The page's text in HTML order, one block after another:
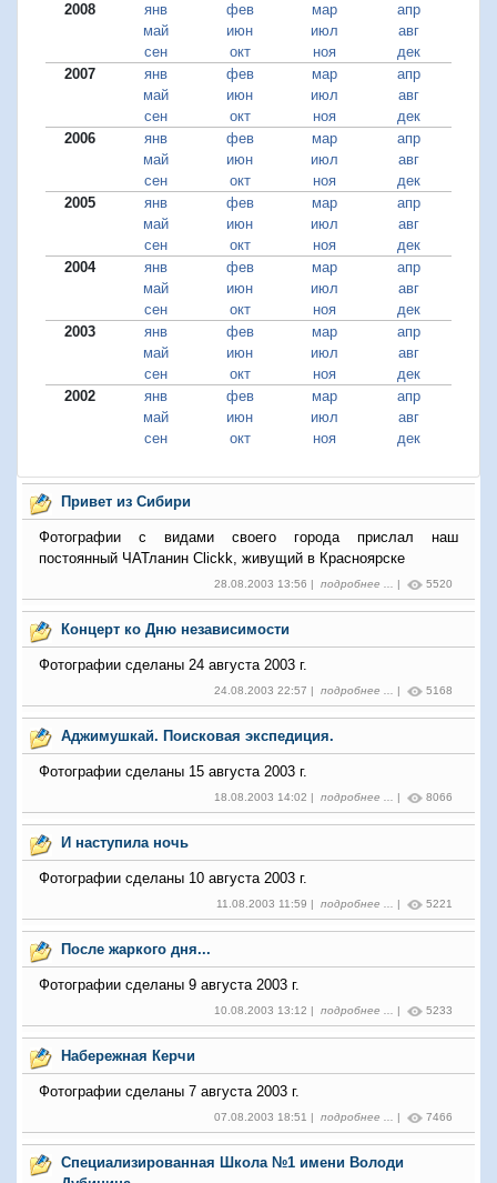
2008
янв фев мар
апр
май
июн июл
авг
сен
окт ноя
дек
2007
янв фев мар
апр
май
июн июл
авг
сен
окт ноя
дек
2006
янв фев мар
апр
май
июн июл
авг
сен
окт ноя
дек
2005
янв фев мар
апр
май
июн июл
авг
сен
окт ноя
дек
2004
янв фев мар
апр
май
июн июл
авг
сен
окт ноя
дек
2003
янв фев мар
апр
май
июн июл
авг
сен
окт ноя
дек
2002
янв фев мар
апр
май
июн июл
авг
сен
окт ноя дек
Привет из Сибири
Фотографии с видами своего города прислал наш
постоянный ЧАТланин Clickk, живущий в Красноярске
28.08.2003 13:56 | подробнее ... | 5520
Концерт ко Дню независимости
Фотографии сделаны 24 августа 2003 г.
24.08.2003 22:57 | подробнее ... | 5168
Аджимушкай. Поисковая экспедиция.
Фотографии сделаны 15 августа 2003 г.
18.08.2003 14:02 | подробнее ... | 8066
И наступила ночь
Фотографии сделаны 10 августа 2003 г.
11.08.2003 11:59 | подробнее ... | 5221
После жаркого дня...
Фотографии сделаны 9 августа 2003 г.
10.08.2003 13:12 | подробнее ... | 5233
Набережная Керчи
Фотографии сделаны 7 августа 2003 г.
07.08.2003 18:51 | подробнее ... | 7466
Специализированная Школа №1 имени Володи